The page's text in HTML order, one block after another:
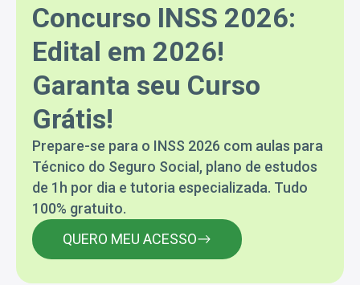
Concurso INSS 2026:
Edital em 2026!
Garanta seu Curso
Grátis!
Prepare-se para o INSS 2026 com aulas para
Técnico do Seguro Social, plano de estudos
de 1h por dia e tutoria especializada. Tudo
100% gratuito.
QUERO MEU ACESSO